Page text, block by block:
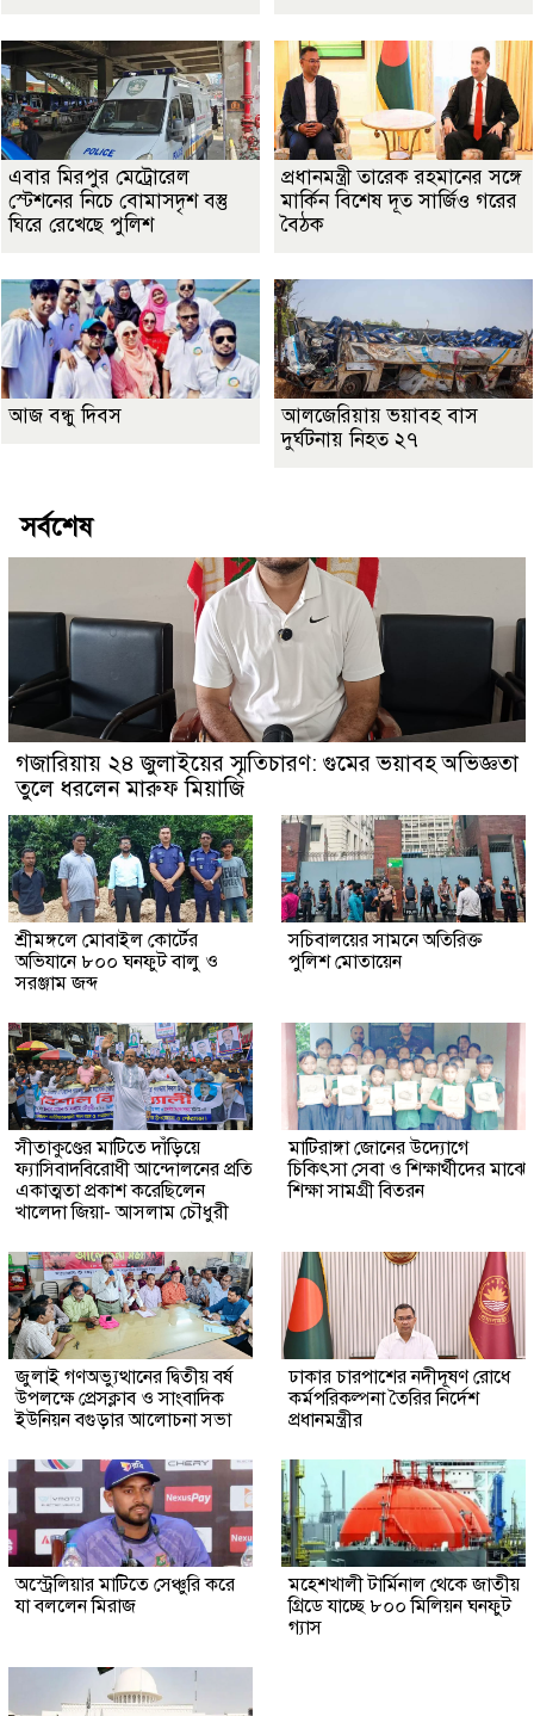
এবার মিরপুর মেট্রোরেল
স্টেশনের নিচে বোমাসদৃশ বস্তু
ঘিরে রেখেছে পুলিশ
প্রধানমন্ত্রী তারেক রহমানের সঙ্গে
মার্কিন বিশেষ দূত সার্জিও গরের
বৈঠক
আজ বন্ধু দিবস
আলজেরিয়ায় ভয়াবহ বাস
দুর্ঘটনায় নিহত ২৭
সর্বশেষ
গজারিয়ায় ২৪ জুলাইয়ের স্মৃতিচারণ: গুমের ভয়াবহ অভিজ্ঞতা
তুলে ধরলেন মারুফ মিয়াজি
শ্রীমঙ্গলে মোবাইল কোর্টের
অভিযানে ৮০০ ঘনফুট বালু ও
সরঞ্জাম জব্দ
সচিবালয়ের সামনে অতিরিক্ত
পুলিশ মোতায়েন
সীতাকুণ্ডের মাটিতে দাঁড়িয়ে
ফ্যাসিবাদবিরোধী আন্দোলনের প্রতি
একাত্মতা প্রকাশ করেছিলেন
খালেদা জিয়া- আসলাম চৌধুরী
মাটিরাঙ্গা জোনের উদ্যোগে
চিকিৎসা সেবা ও শিক্ষার্থীদের মাঝে
শিক্ষা সামগ্রী বিতরন
জুলাই গণঅভ্যুত্থানের দ্বিতীয় বর্ষ
উপলক্ষে প্রেসক্লাব ও সাংবাদিক
ইউনিয়ন বগুড়ার আলোচনা সভা
ঢাকার চারপাশের নদীদূষণ রোধে
কর্মপরিকল্পনা তৈরির নির্দেশ
প্রধানমন্ত্রীর
অস্ট্রেলিয়ার মাটিতে সেঞ্চুরি করে
যা বললেন মিরাজ
মহেশখালী টার্মিনাল থেকে জাতীয়
গ্রিডে যাচ্ছে ৮০০ মিলিয়ন ঘনফুট
গ্যাস